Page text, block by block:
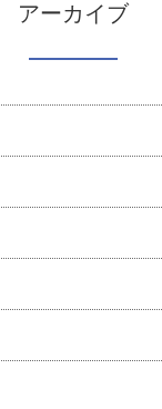
アーカイブ